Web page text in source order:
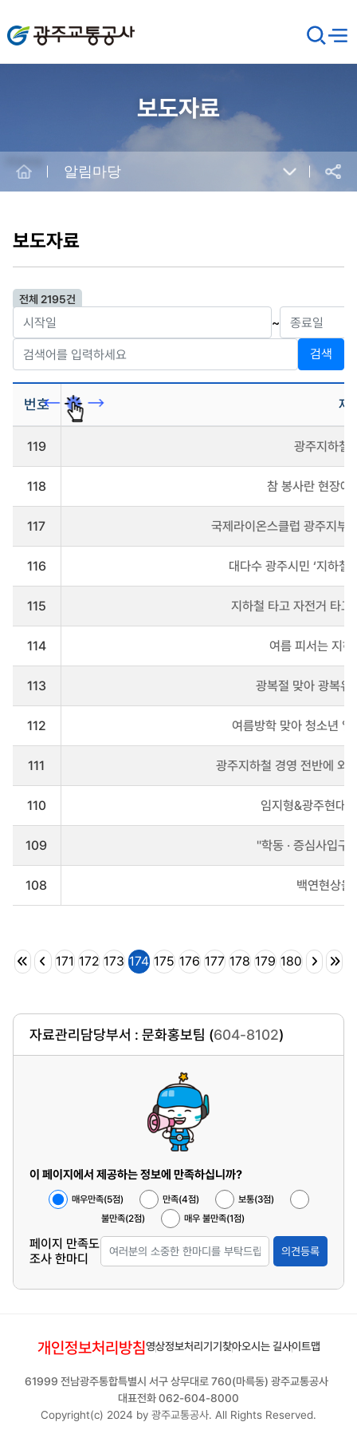
광주교통공사
검
색
창
메뉴
보도자료
공유
알림마당
보도자료
전체 2195건
~
검색
자
시
트
타
번호 제
119 광주지하철
118 참 봉사란 현장에
117 국제라이온스클럽 광주지부
116 대다수 광주시민 ‘지하
115 지하철 타고 자전거 타
114 여름 피서는 지
113 광복절 맞아 광복유
112 여름방학 맞아 청소년
111 광주지하철 경영 전반에 외
110 임지형&광주현대
109 ''학동 · 증심사입구
108 백연현상을
171 172 173 174 175 176 177 178 179 180
자료관리담당부서 : 문화홍보팀 (604-8102)
이 페이지에서 제공하는 정보에 만족하십니까?
매우만족(5점) 만족(4점)
보통(3점)
불만족(2점)
매우 불만족(1점)
페이지 만족도
조사 한마디
의견등록
개인정보처리방침영상정보처리기기 찾아오시는 길사이트맵
61999 전남광주통합특별시 서구 상무대로 760(마륵동) 광주교통공사
대표전화 062-604-8000
Copyright(c) 2024 by 광주교통공사. All Rights Reserved.